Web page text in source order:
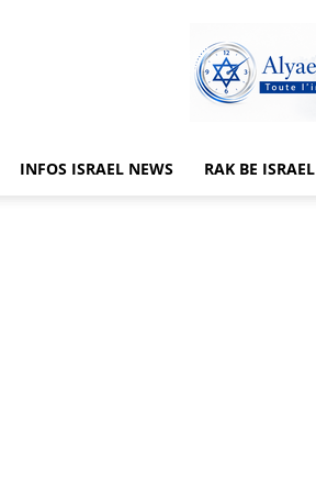
INFOS ISRAEL NEWS RAK BE ISRAEL